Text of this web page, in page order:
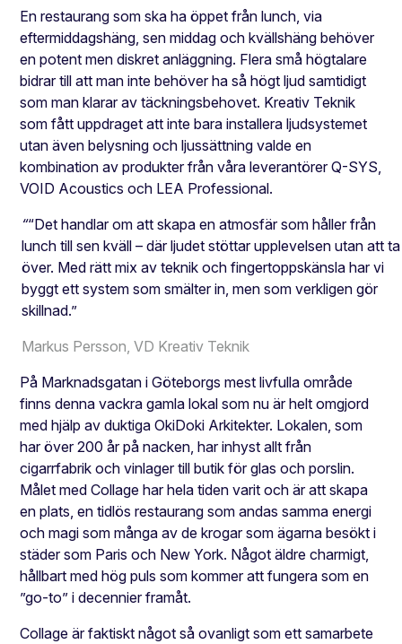
En restaurang som ska ha öppet från lunch, via
eftermiddagshäng, sen middag och kvällshäng behöver
en potent men diskret anläggning. Flera små högtalare
bidrar till att man inte behöver ha så högt ljud samtidigt
som man klarar av täckningsbehovet. Kreativ Teknik
som fått uppdraget att inte bara installera ljudsystemet
utan även belysning och ljussättning valde en
kombination av produkter från våra leverantörer Q-SYS,
VOID Acoustics och LEA Professional.
““Det handlar om att skapa en atmosfär som håller från
lunch till sen kväll – där ljudet stöttar upplevelsen utan att ta
över. Med rätt mix av teknik och fingertoppskänsla har vi
byggt ett system som smälter in, men som verkligen gör
skillnad.”
Markus Persson, VD Kreativ Teknik
På Marknadsgatan i Göteborgs mest livfulla område
finns denna vackra gamla lokal som nu är helt omgjord
med hjälp av duktiga OkiDoki Arkitekter. Lokalen, som
har över 200 år på nacken, har inhyst allt från
cigarrfabrik och vinlager till butik för glas och porslin.
Målet med Collage har hela tiden varit och är att skapa
en plats, en tidlös restaurang som andas samma energi
och magi som många av de krogar som ägarna besökt i
städer som Paris och New York. Något äldre charmigt,
hållbart med hög puls som kommer att fungera som en
”go-to” i decennier framåt.
Collage är faktiskt något så ovanligt som ett samarbete